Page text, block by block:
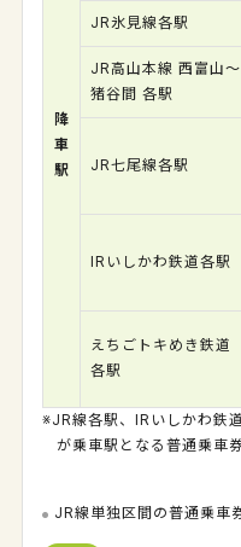
降
車
駅
JR氷見線各駅
JR高山本線 西富山～
猪谷間 各駅
JR七尾線各駅
IRいしかわ鉄道各駅
えちごトキめき鉄道
各駅
※JR線各駅、IRいしかわ鉄
が乗車駅となる普通乗車
JR線単独区間の普通乗車